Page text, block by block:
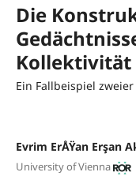
Die
Ein Fallbeispiel
Evrim ErÅŸan Erşan
University of Vienna